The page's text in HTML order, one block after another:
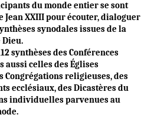
du monde entier se sont
Jean XXIII pour écouter, dialoguer
synodales issues de la
Dieu.
synthèses des Conférences
aussi celles des Églises
Congrégations religieuses, des
ecclésiaux, des Dicastères du
individuelles parvenues au